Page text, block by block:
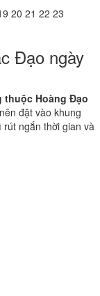
20 21 22 23
Đạo ngày
thuộc Hoàng Đạo
đặt vào khung
ngắn thời gian và